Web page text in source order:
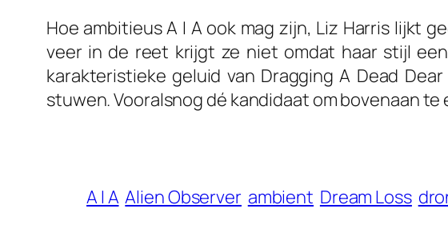
Hoe ambitieusA I A ook mag zijn, Liz Harris lijkt
veer in de reet krijgt ze niet omdat haar stijl
karakteristieke geluid van Dragging A Dead Dear
stuwen. Vooralsnog dé kandidaat om bovenaan
A I A Alien Observer ambient Dream Loss